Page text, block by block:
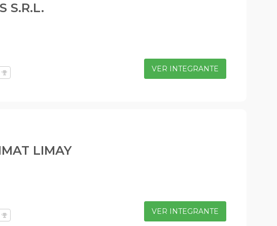
S.R.L.
VER INTEGRANTE
LIMAY
VER INTEGRANTE